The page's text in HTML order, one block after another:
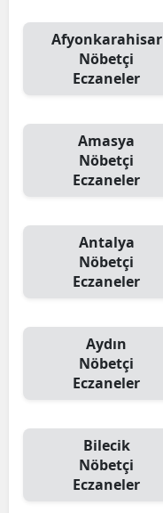
Afyonkarahisar
Nöbetçi
Eczaneler
Amasya
Nöbetçi
Eczaneler
Antalya
Nöbetçi
Eczaneler
Aydın
Nöbetçi
Eczaneler
Bilecik
Nöbetçi
Eczaneler